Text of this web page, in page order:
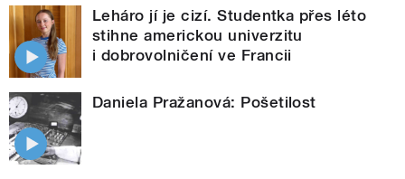
Leháro jí je cizí. Studentka přes léto
stihne americkou univerzitu
i dobrovolničení ve Francii
Daniela Pražanová: Pošetilost